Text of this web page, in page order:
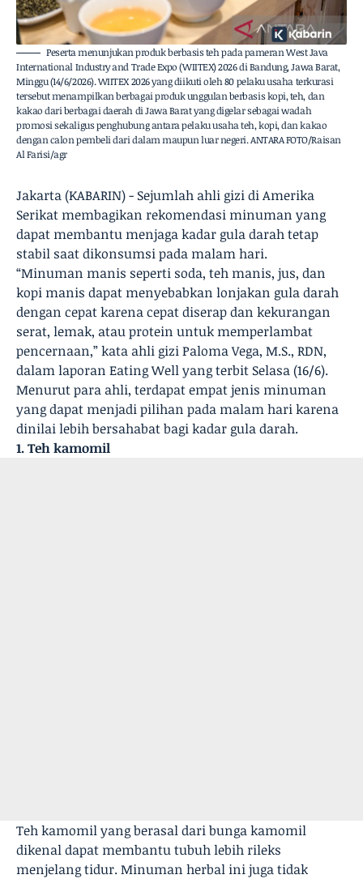
Peserta menunjukan produk berbasis teh pada pameran West Java
International Industry and Trade Expo (WIITEX) 2026 di Bandung, Jawa Barat,
Minggu (14/6/2026). WIITEX 2026 yang diikuti oleh 80 pelaku usaha terkurasi
tersebut menampilkan berbagai produk unggulan berbasis kopi, teh, dan
kakao dari berbagai daerah di Jawa Barat yang digelar sebagai wadah
promosi sekaligus penghubung antara pelaku usaha teh, kopi, dan kakao
dengan calon pembeli dari dalam maupun luar negeri. ANTARA FOTO/Raisan
Al Farisi/agr
Jakarta (KABARIN) - Sejumlah ahli gizi di Amerika
Serikat membagikan rekomendasi minuman yang
dapat membantu menjaga kadar gula darah tetap
stabil saat dikonsumsi pada malam hari.
“Minuman manis seperti soda, teh manis, jus, dan
kopi manis dapat menyebabkan lonjakan gula darah
dengan cepat karena cepat diserap dan kekurangan
serat, lemak, atau protein untuk memperlambat
pencernaan,” kata ahli gizi Paloma Vega, M.S., RDN,
dalam laporan Eating Well yang terbit Selasa (16/6).
Menurut para ahli, terdapat empat jenis minuman
yang dapat menjadi pilihan pada malam hari karena
dinilai lebih bersahabat bagi kadar gula darah.
1. Teh kamomil
Teh kamomil yang berasal dari bunga kamomil
dikenal dapat membantu tubuh lebih rileks
menjelang tidur. Minuman herbal ini juga tidak